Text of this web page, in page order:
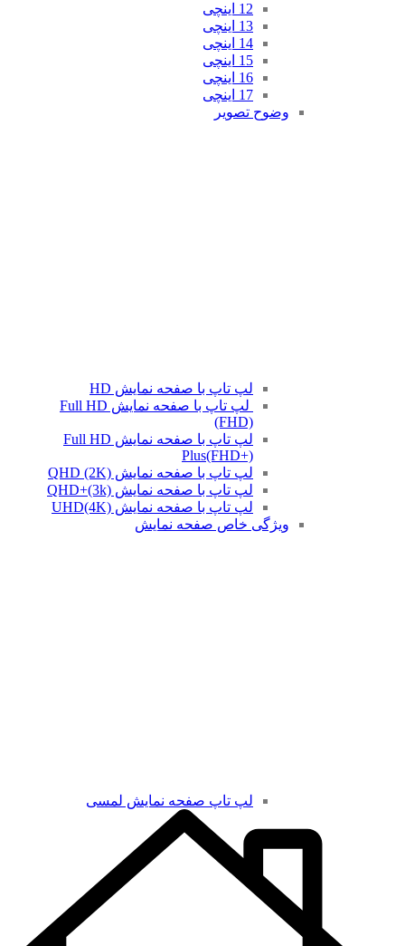
12 اینچی
13 اینچی
14 اینچی
15 اینچی
16 اینچی
17 اینچی
وضوح تصویر
لپ تاپ با صفحه نمایش HD
لپ تاپ با صفحه نمایش Full HD
(FHD)
لپ تاپ با صفحه نمایش Full HD
Plus(FHD+)
لپ تاپ با صفحه نمایش QHD (2K)
لپ تاپ با صفحه نمایش QHD+(3k)
لپ تاپ با صفحه نمایش UHD(4K)
ویژگی خاص صفحه نمایش
لپ تاپ صفحه نمایش لمسی